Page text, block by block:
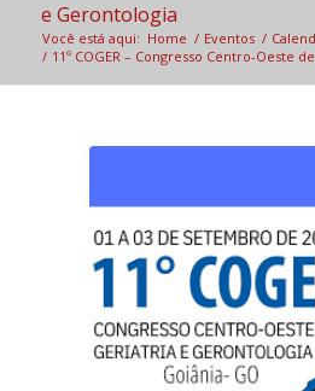
e Gerontologia
Você está aqui: Home / Eventos /
/ 11º COGER – Congresso Centro-Oeste